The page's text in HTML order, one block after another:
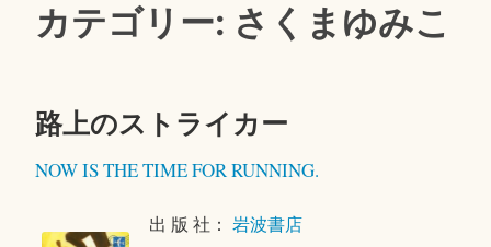
カテゴリー: さくまゆみこ
路上のストライカー
NOW IS THE TIME FOR RUNNING.
出 版 社：岩波書店
0
0